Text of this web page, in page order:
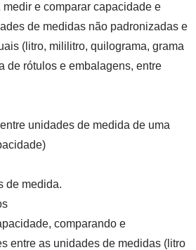
e comparar capacidade e
de medidas não padronizadas e
(litro, mililitro, quilograma, grama
de rótulos e embalagens, entre
unidades de medida de uma
de medida.
comparando e
entre as unidades de medidas (litro